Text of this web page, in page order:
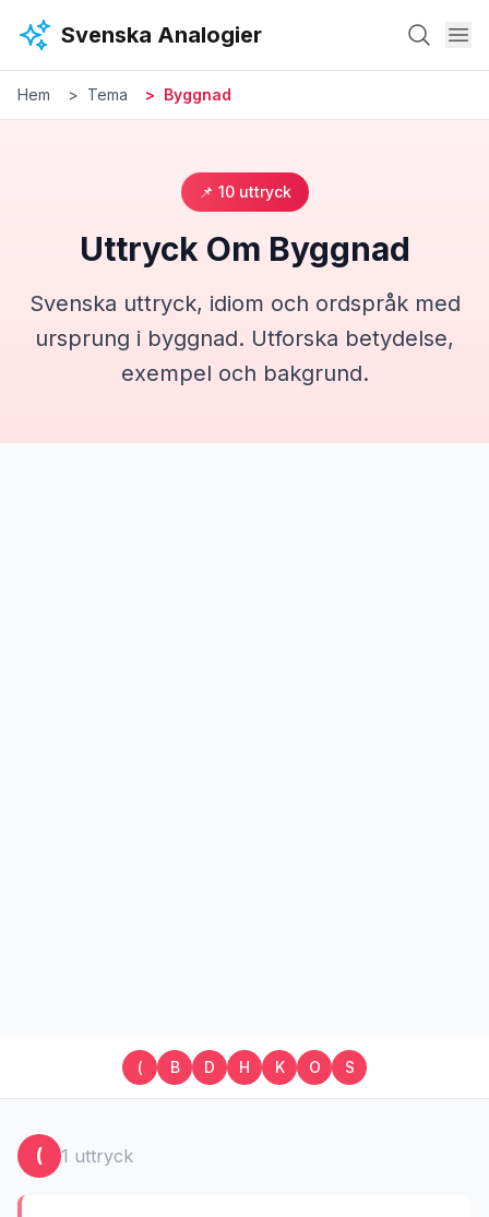
Svenska Analogier
Hem Tema Byggnad
📌 10uttryck
Uttryck Om Byggnad
Svenska uttryck, idiom och ordspråk med
ursprung i byggnad. Utforska betydelse,
exempel och bakgrund.
( B D H K O S
( 1 uttryck